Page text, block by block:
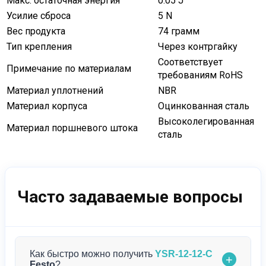
Усилие сброса
5 N
Вес продукта
74 грамм
Тип крепления
Через контргайку
Примечание по материалам
Соответствует
требованиям RoHS
Материал уплотнений
NBR
Материал корпуса
Оцинкованная сталь
Материал поршневого штока
Высоколегированная
сталь
Часто задаваемые вопросы
Как быстро можно получить YSR-12-12-C
+